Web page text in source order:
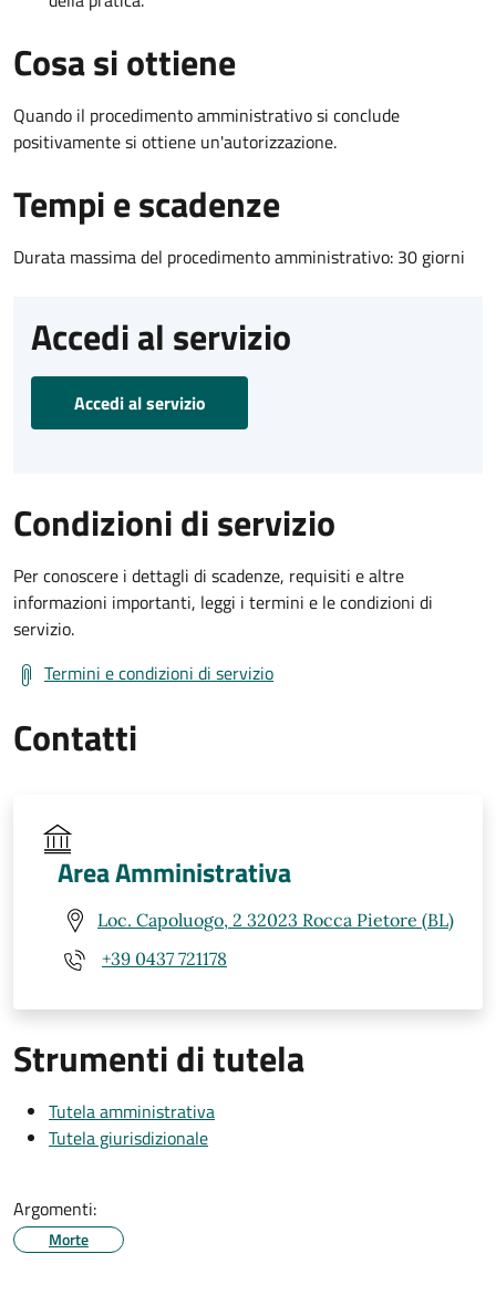
Cosa si ottiene
Quando il procedimento amministrativo si conclude
positivamente si ottiene un'autorizzazione.
Tempi e scadenze
Durata massima del procedimento amministrativo: 30 giorni
Accedi al servizio
Accedi al servizio
Condizioni di servizio
Per conoscere i dettagli di scadenze, requisiti e altre
informazioni importanti, leggi i termini e le condizioni di
servizio.
Termini e condizioni di servizio
Contatti
Area Amministrativa
Loc. Capoluogo, 2 32023 Rocca Pietore (BL)
+39 0437 721178
Strumenti di tutela
Tutela amministrativa
Tutela giurisdizionale
Argomenti:
Morte